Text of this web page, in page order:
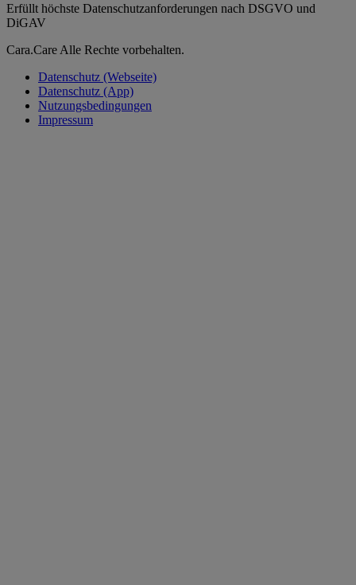
Erfüllt höchste Datenschutzanforderungen nach DSGVO und
DiGAV
Cara.Care Alle Rechte vorbehalten.
Datenschutz (Webseite)
Datenschutz (App)
Nutzungsbedingungen
Impressum